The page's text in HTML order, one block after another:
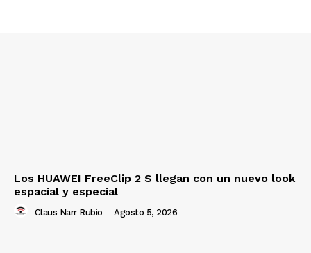
Los HUAWEI FreeClip 2 S llegan con un nuevo look
espacial y especial
Claus Narr Rubio - Agosto 5, 2026